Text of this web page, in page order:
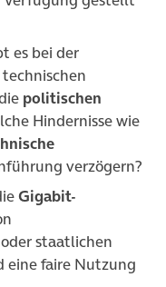
es bei der
politischen
Hindernisse wie
verzögern?
Gigabit-
staatlichen
eine faire Nutzung